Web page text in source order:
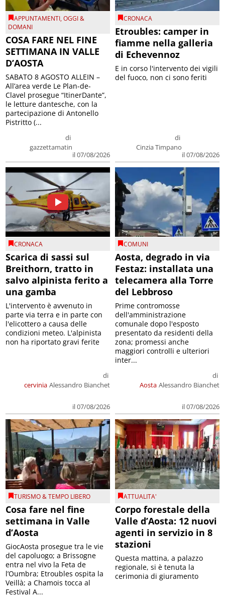
APPUNTAMENTI,OGGI &
DOMANI
COSA FARE NEL FINE
SETTIMANA IN VALLE
D’AOSTA
di
gazzettamatin
il 07/08/2026
SABATO 8 AGOSTO ALLEIN –
All’area verde Le Plan-de-
Clavel prosegue “ItinerDante”,
le letture dantesche, con la
partecipazione di Antonello
Pistritto (...
CRONACA
Etroubles: camper in
fiamme nella galleria
di Echevennoz
di
Cinzia Timpano
il 07/08/2026
E in corso l'intervento dei vigili
del fuoco, non ci sono feriti
CRONACA
Scarica di sassi sul
Breithorn, tratto in
salvo alpinista ferito a
una gamba
cervinia
di
Alessandro Bianchet
il 07/08/2026
L'intervento è avvenuto in
parte via terra e in parte con
l'elicottero a causa delle
condizioni meteo. L'alpinista
non ha riportato gravi ferite
COMUNI
Aosta, degrado in via
Festaz: installata una
telecamera alla Torre
del Lebbroso
Aosta
di
Alessandro Bianchet
il 07/08/2026
Prime contromosse
dell'amministrazione
comunale dopo l'esposto
presentato da residenti della
zona; promessi anche
maggiori controlli e ulteriori
inter...
TURISMO & TEMPO LIBERO
Cosa fare nel fine
settimana in Valle
d’Aosta
GiocAosta prosegue tra le vie
del capoluogo; a Brissogne
entra nel vivo la Feta de
l’Oumbra; Etroubles ospita la
Veillà; a Chamois tocca al
Festival A...
ATTUALITA'
Corpo forestale della
Valle d’Aosta: 12 nuovi
agenti in servizio in 8
stazioni
Questa mattina, a palazzo
regionale, si è tenuta la
cerimonia di giuramento